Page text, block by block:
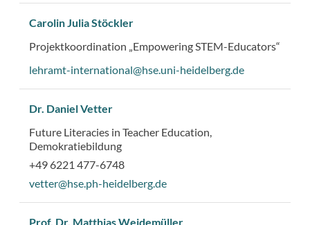
Carolin Julia Stöckler
Projektkoordination „Empowering STEM-Educators“
lehramt-international@hse.uni-heidelberg.de
Dr. Daniel Vetter
Future Literacies in Teacher Education,
Demokratiebildung
+49 6221 477-6748
vetter@hse.ph-heidelberg.de
Prof. Dr. Matthias Weidemüller